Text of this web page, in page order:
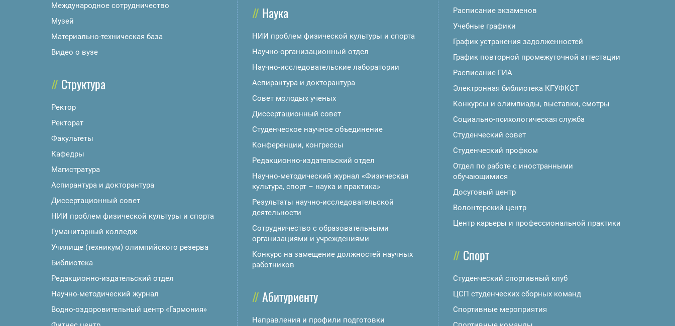
Международное сотрудничество
Музей
Материально-техническая база
Видео о вузе
Структура
Ректор
Ректорат
Факультеты
Кафедры
Магистратура
Аспирантура и докторантура
Диссертационный совет
НИИ проблем физической культуры и спорта
Гуманитарный колледж
Училище (техникум) олимпийского резерва
Библиотека
Редакционно-издательский отдел
Научно-методический журнал
Водно-оздоровительный центр «Гармония»
Наука
НИИ проблем физической культуры и спорта
Научно-организационный отдел
Научно-исследовательские лаборатории
Аспирантура и докторантура
Совет молодых ученых
Диссертационный совет
Студенческое научное объединение
Конференции, конгрессы
Редакционно-издательский отдел
Научно-методический журнал «Физическая
культура, спорт – наука и практика»
Результаты научно-исследовательской
деятельности
Сотрудничество с образовательными
организациями и учреждениями
Конкурс на замещение должностей научных
работников
Абитуриенту
Направления и профили подготовки
Расписание экзаменов
Учебные графики
График устранения задолженностей
График повторной промежуточной аттестации
Расписание ГИА
Электронная библиотека КГУФКСТ
Конкурсы и олимпиады, выставки, смотры
Социально-психологическая служба
Студенческий совет
Студенческий профком
Отдел по работе с иностранными
обучающимися
Досуговый центр
Волонтерский центр
Центр карьеры и профессиональной практики
Спорт
Студенческий спортивный клуб
ЦСП студенческих сборных команд
Спортивные мероприятия